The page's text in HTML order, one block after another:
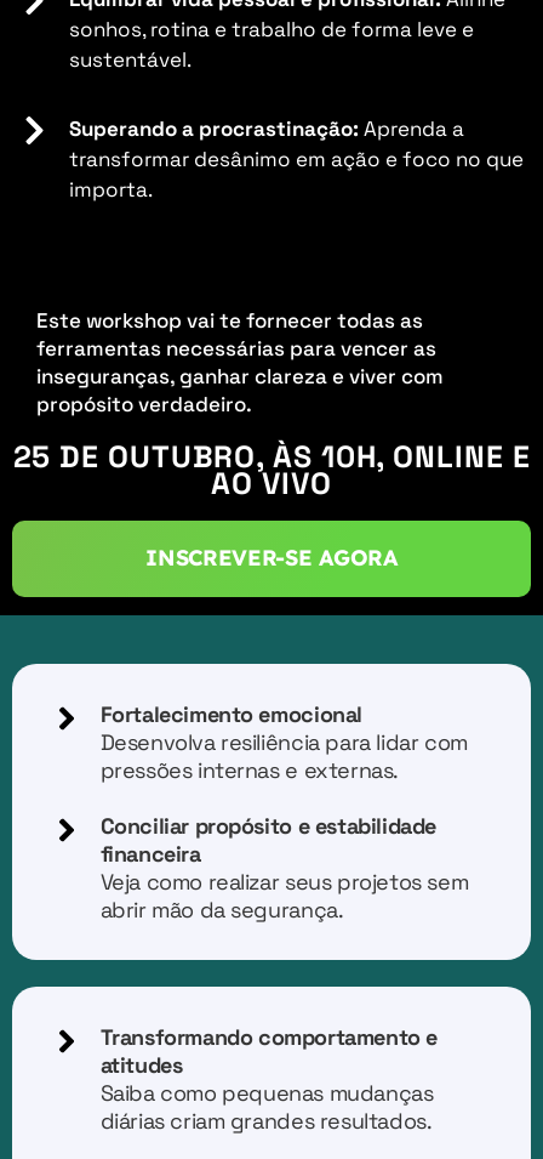
sonhos, rotina e trabalho de forma leve e
sustentável.
Superando a procrastinação: Aprenda a
transformar desânimo em ação e foco no que
importa.
Este workshop vai te fornecer todas as
ferramentas necessárias para vencer as
inseguranças, ganhar clareza e viver com
propósito verdadeiro.
INSCREVER-SE AGORA
Fortalecimento emocional
Desenvolva resiliência para lidar com
pressões internas e externas.
Conciliar propósito e estabilidade
financeira
Veja como realizar seus projetos sem
abrir mão da segurança.
Transformando comportamento e
atitudes
Saiba como pequenas mudanças
diárias criam grandes resultados.